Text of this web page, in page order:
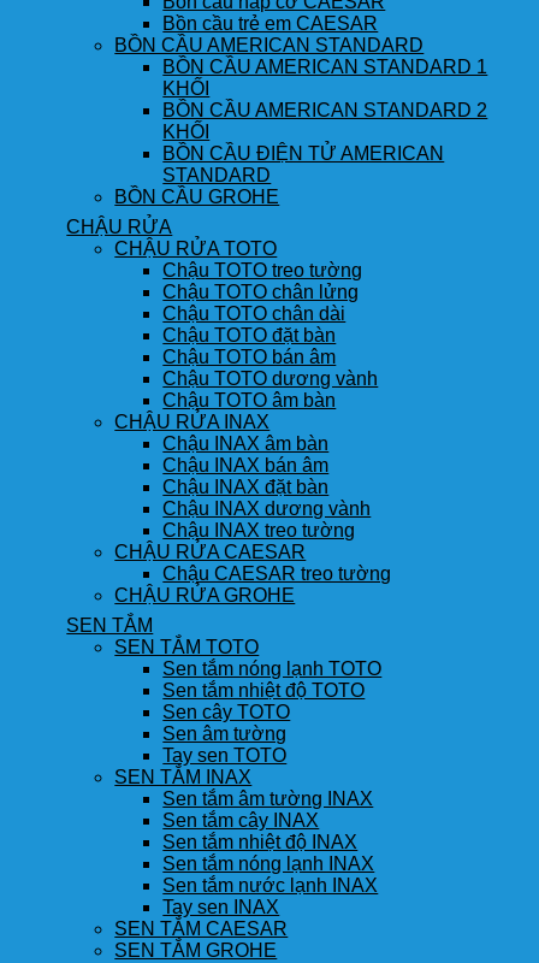
Bồn cầu trẻ em CAESAR
BỒN CẦU AMERICAN STANDARD
BỒN CẦU AMERICAN STANDARD 1
KHỐI
BỒN CẦU AMERICAN STANDARD 2
KHỐI
BỒN CẦU ĐIỆN TỬ AMERICAN
STANDARD
BỒN CẦU GROHE
CHẬU RỬA
CHẬU RỬA TOTO
Chậu TOTO treo tường
Chậu TOTO chân lửng
Chậu TOTO chân dài
Chậu TOTO đặt bàn
Chậu TOTO bán âm
Chậu TOTO dương vành
Chậu TOTO âm bàn
CHẬU RỬA INAX
Chậu INAX âm bàn
Chậu INAX bán âm
Chậu INAX đặt bàn
Chậu INAX dương vành
Chậu INAX treo tường
CHẬU RỬA CAESAR
Chậu CAESAR treo tường
CHẬU RỬA GROHE
SEN TẮM
SEN TẮM TOTO
Sen tắm nóng lạnh TOTO
Sen tắm nhiệt độ TOTO
Sen cây TOTO
Sen âm tường
Tay sen TOTO
SEN TẮM INAX
Sen tắm âm tường INAX
Sen tắm cây INAX
Sen tắm nhiệt độ INAX
Sen tắm nóng lạnh INAX
Sen tắm nước lạnh INAX
Tay sen INAX
SEN TẮM CAESAR
SEN TẮM GROHE